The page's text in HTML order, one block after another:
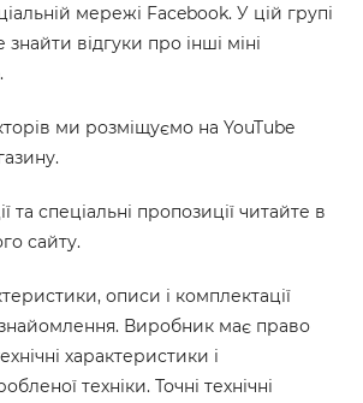
мережі Facebook. У цій групі
відгуки про інші міні
ми розміщуємо на YouTube
та спеціальні пропозиції читайте в
сайту.
описи і комплектації
Виробник має право
характеристики і
техніки. Точні технічні